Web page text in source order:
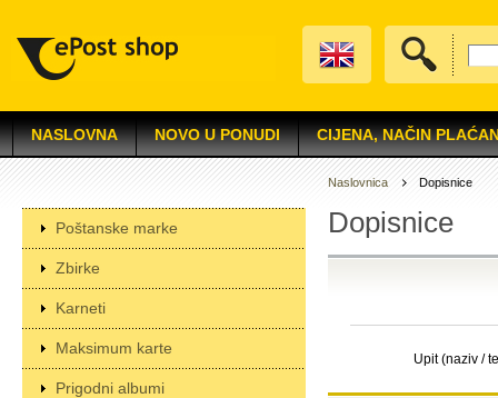
NASLOVNA NOVO U PONUDI CIJENA, NAČIN
Poštanske marke
Zbirke
Karneti
Maksimum karte
Prigodni albumi
Naslovnica Dopisnice
Dopisnice
Upit (naziv /